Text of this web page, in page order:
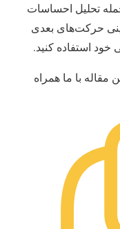
تحلیل احساسات
حرکت‌های بعدی
خود استفاده کنید.
مقاله با ما همراه